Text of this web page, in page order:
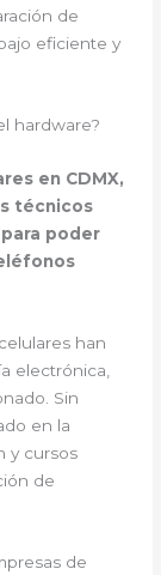
de
eficiente y
hardware?
en CDMX,
técnicos
poder
han
electrónica,
Sin
en la
y cursos
de
de